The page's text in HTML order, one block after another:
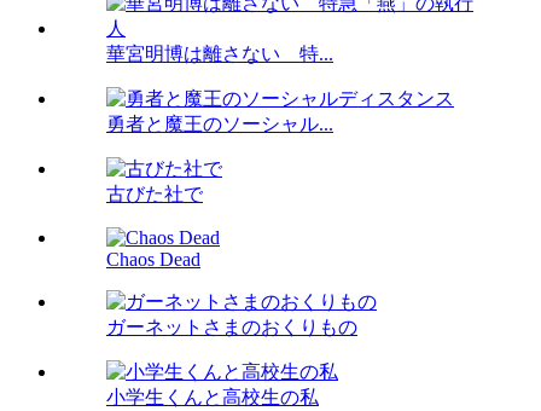
華宮明博は離さない 特...
勇者と魔王のソーシャル...
古びた社で
Chaos Dead
ガーネットさまのおくりもの
小学生くんと高校生の私